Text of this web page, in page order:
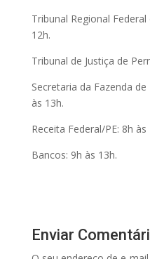
Tribunal Regional Federal
12h.
Tribunal de Justiça de
Secretaria da Fazenda
às 13h.
Receita Federal/PE: 8h às
Bancos: 9h às 13h.
Enviar